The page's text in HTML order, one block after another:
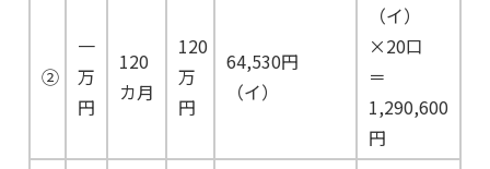
②
一
万
円
120
カ月
120
万
円
64,530円
（イ）
（イ）
×20口
＝
1,290,600
円